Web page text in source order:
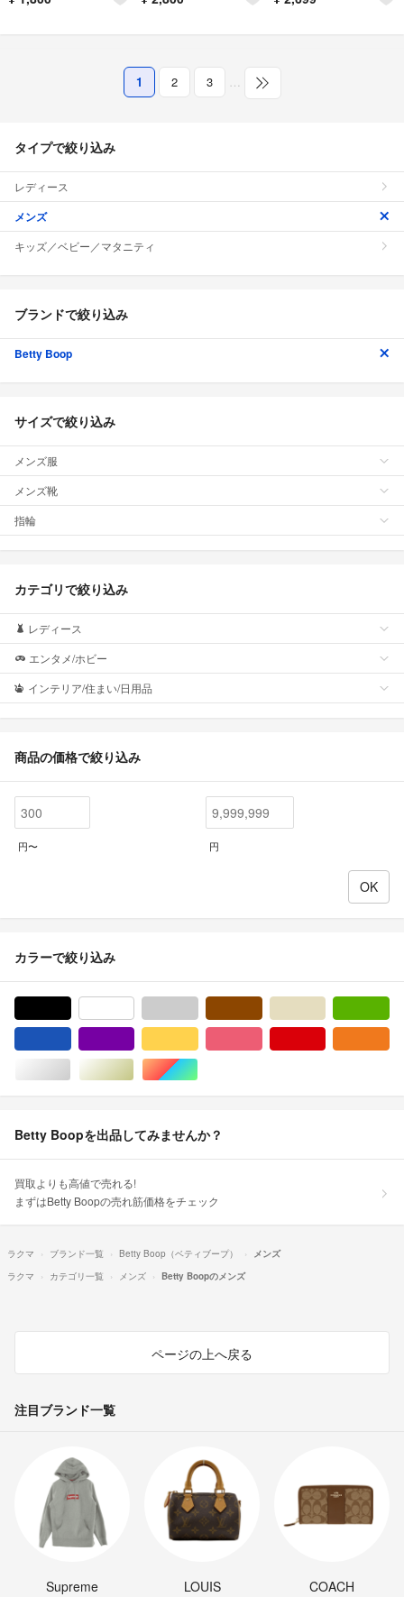
1 2 3 …
タイプで絞り込み
レディース
メンズ
キッズ／ベビー／マタニティ
ブランドで絞り込み
Betty Boop
サイズで絞り込み
メンズ服
メンズ靴
指輪
カテゴリで絞り込み
レディース
エンタメ/ホビー
インテリア/住まい/日用品
商品の価格で絞り込み
円〜 円
カラーで絞り込み
シルバー/銀色系ゴールド/金色系マルチカラー
Betty Boopを出品してみませんか？
買取よりも高値で売れる!
まずはBetty Boopの売れ筋価格をチェック
ラクマ ブランド一覧 Betty Boop（ベティブープ）
メンズ
ラクマ
カテゴリ一覧 メンズ Betty Boopのメンズ
ページの上へ戻る
注目ブランド一覧
Supreme
LOUIS
COACH